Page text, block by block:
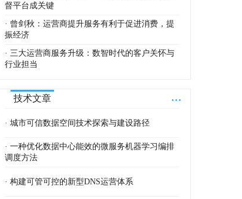
督平台成关键
· 曾剑秋：运营商提升服务有利于促进消费，提
振经济
· 三大运营商服务升级：数智时代的客户关怀与
行业担当
...
技术文章
· 城市可信数据空间技术探索与建设路径
· 一种优化数据中心能效的微服务机器学习编排
调度方法
· 构建可管可控的新型DNS运营体系